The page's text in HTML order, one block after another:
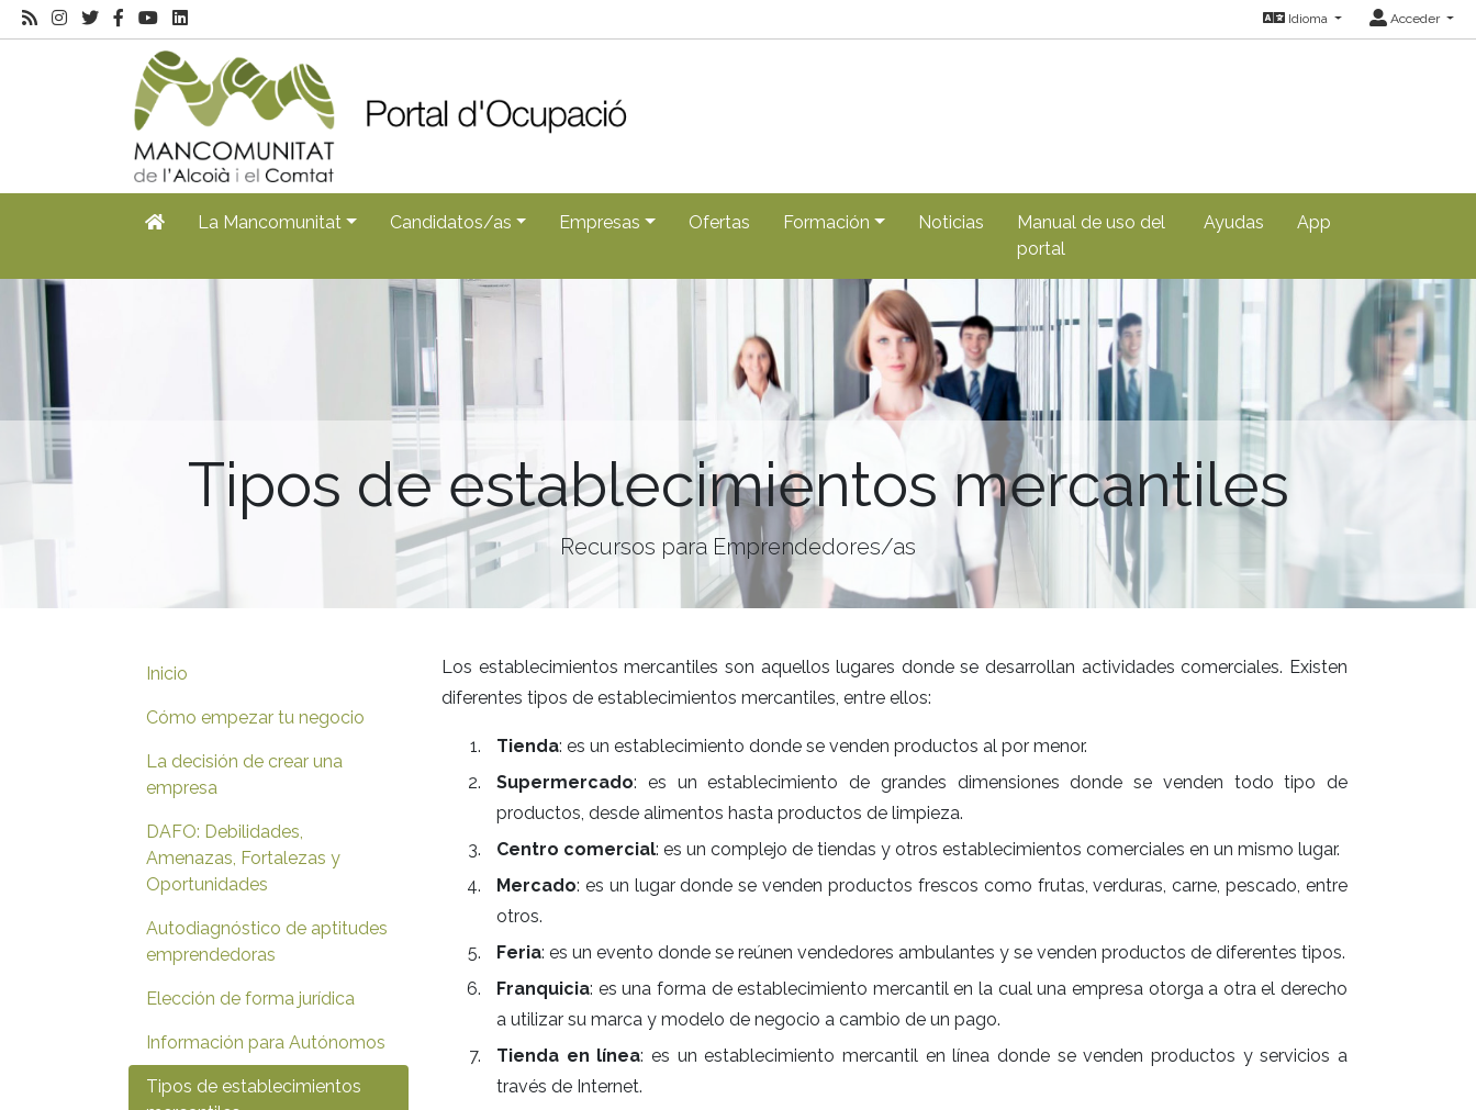
Idioma Acceder
La Mancomunitat Candidatos/as Empresas Ofertas Formación Noticias
Manual de uso del
portal
Ayudas App
Tipos de establecimientos mercantiles
Recursos para Emprendedores/as
Inicio
Cómo empezar tu negocio
La decisión de crear una
empresa
DAFO: Debilidades,
Amenazas, Fortalezas y
Oportunidades
Autodiagnóstico de aptitudes
emprendedoras
Elección de forma jurídica
Información para Autónomos
Tipos de establecimientos
Los establecimientos mercantiles son aquellos lugares donde se desarrollan actividades comerciales. Existen
diferentes tipos de establecimientos mercantiles, entre ellos:
Tienda: es un establecimiento donde se venden productos al por menor.
Supermercado: es un establecimiento de grandes dimensiones donde se venden todo tipo de
productos, desde alimentos hasta productos de limpieza.
Centro comercial: es un complejo de tiendas y otros establecimientos comerciales en un mismo lugar.
Mercado: es un lugar donde se venden productos frescos como frutas, verduras, carne, pescado, entre
otros.
Feria: es un evento donde se reúnen vendedores ambulantes y se venden productos de diferentes tipos.
Franquicia: es una forma de establecimiento mercantil en la cual una empresa otorga a otra el derecho
a utilizar su marca y modelo de negocio a cambio de un pago.
Tienda en línea: es un establecimiento mercantil en línea donde se venden productos y servicios a
través de Internet.